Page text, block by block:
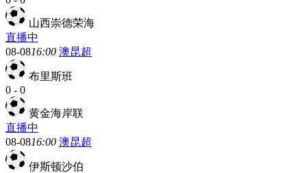
山西崇德荣海
直播中
08-0816:00 澳昆超
布里斯班
0 - 0
黄金海岸联
直播中
08-0816:00 澳昆超
伊斯顿沙伯